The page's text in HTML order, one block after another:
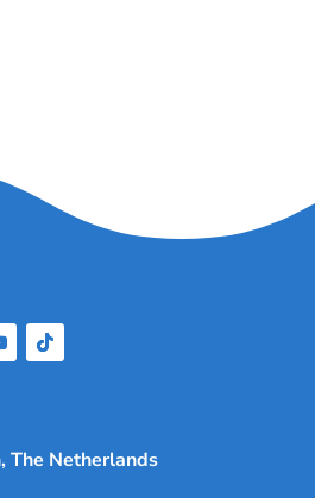
The Netherlands